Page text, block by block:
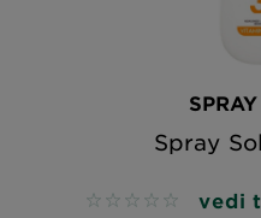
Spray
No reviews vedi